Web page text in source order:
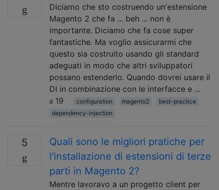
Diciamo che sto costruendo un'estensione
Magento 2 che fa ... beh ... non è
importante. Diciamo che fa cose super
fantastiche. Ma voglio assicurarmi che
questo sia costruito usando gli standard
adeguati in modo che altri sviluppatori
possano estenderlo. Quando dovrei usare il
DI in combinazione con le interfacce e …
19
configuration magento2
best-practice
dependency-injection
5
Quali sono le migliori pratiche per
l'installazione di estensioni di terze
parti in Magento 2?
Mentre lavoravo a un progetto client per